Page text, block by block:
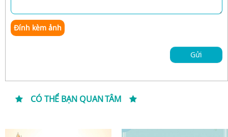
Đính kèm ảnh
Gửi
CÓ THỂ BẠN QUAN TÂM